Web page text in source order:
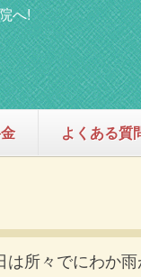
へ!
よくある質
は所々でにわか雨